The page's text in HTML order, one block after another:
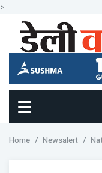
>
Home Newsalert